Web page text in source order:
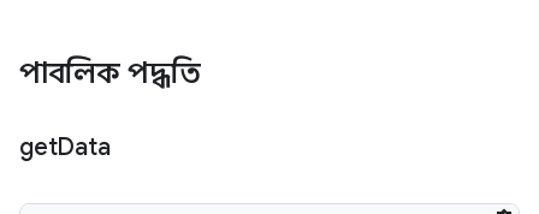
পাবলিক পদ্ধতি
getData